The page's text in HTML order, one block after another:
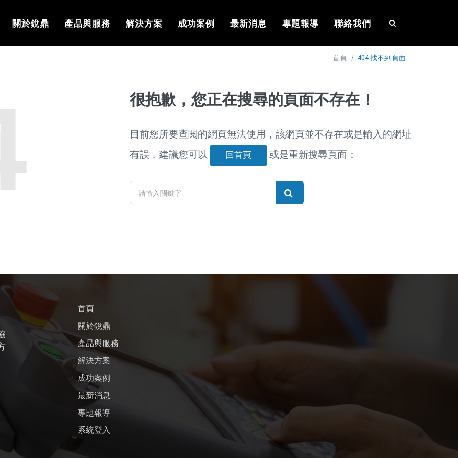
關於銳鼎 產品與服務 解決方案 成功案例 最新消息 專題報導 聯絡我們
首頁 / 404 找不到頁面
很抱歉，您正在搜尋的頁面不存在！
目前您所要查閱的網頁無法使用，該網頁並不存在或是輸入的網址
有誤，建議您可以
回首頁 或是重新搜尋頁面：
首頁
關於銳鼎
產品與服務
解決方案
成功案例
最新消息
專題報導
系統登入